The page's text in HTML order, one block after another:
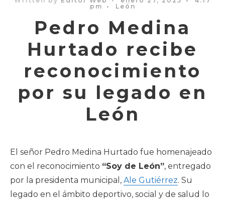
pm
• León
Pedro Medina
Hurtado recibe
reconocimiento
por su legado en
León
El señor Pedro Medina Hurtado fue homenajeado
con el reconocimiento “Soy de León”, entregado
por la presidenta municipal, Ale Gutiérrez. Su
legado en el ámbito deportivo, social y de salud lo